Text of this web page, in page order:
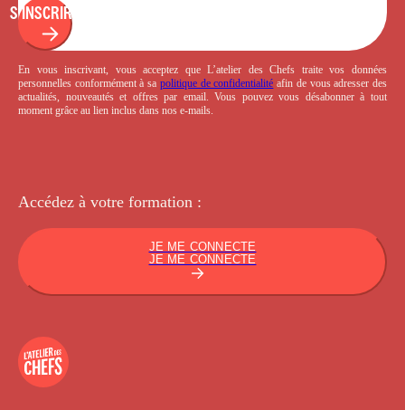
S'INSCRIRE
En vous inscrivant, vous acceptez que L’atelier des Chefs traite vos données
personnelles conformément à sa politique de confidentialité afin de vous adresser des
actualités, nouveautés et offres par email. Vous pouvez vous désabonner à tout
moment grâce au lien inclus dans nos e-mails.
Accédez à votre formation :
JE ME CONNECTE
JE ME CONNECTE